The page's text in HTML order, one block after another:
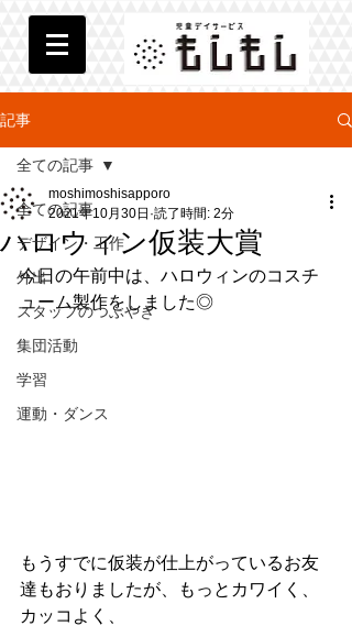
記事
全ての記事
デザイン・工作
外出
スタッフのつぶやき
集団活動
学習
運動・ダンス
全ての記事
ハロウィン仮装大賞
moshimoshisapporo
2021年10月30日 読了時間: 2分
今日の午前中は、ハロウィンのコスチ
ューム製作をしました◎
もうすでに仮装が仕上がっているお友
達もおりましたが、もっとカワイく、
カッコよく、